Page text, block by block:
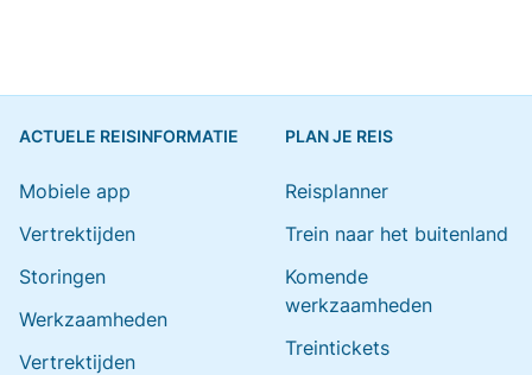
ACTUELE REISINFORMATIE
Mobiele app
Vertrektijden
Storingen
Werkzaamheden
Vertrektijden
PLAN JE REIS
Reisplanner
Trein naar het buitenland
Komende
werkzaamheden
Treintickets